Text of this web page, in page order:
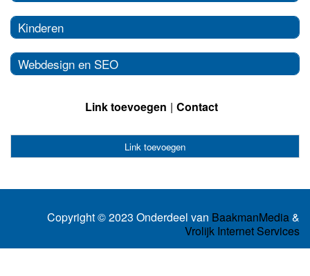
Kinderen
Webdesign en SEO
Link toevoegen Contact
Link toevoegen
Copyright © 2023 Onderdeel van BaakmanMedia&
Vrolijk Internet Services